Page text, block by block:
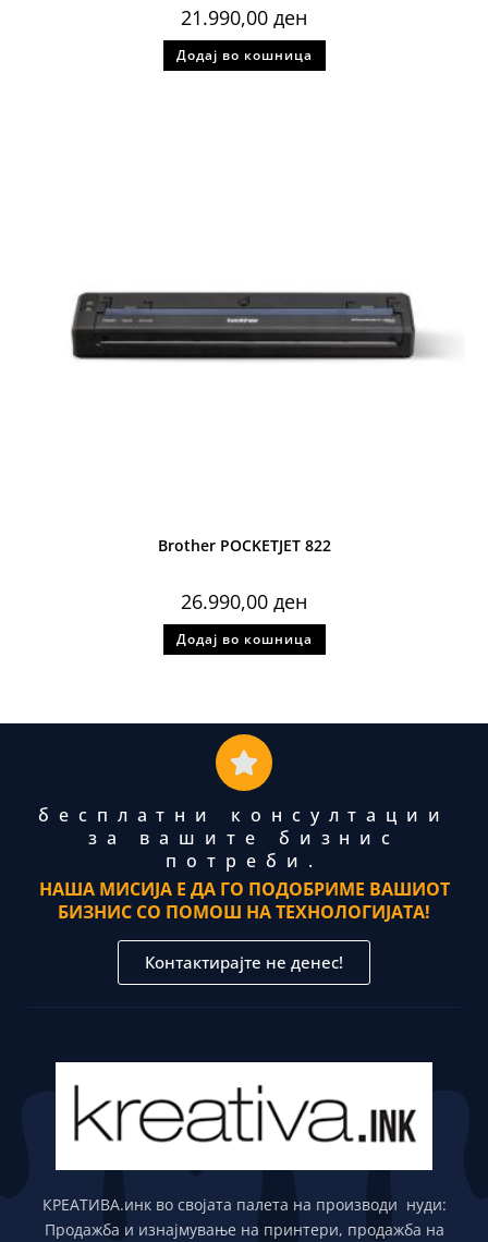
21.990,00 ден
Додај во кошница
Brother POCKETJET 822
26.990,00 ден
Додај во кошница
бесплатни консултации
за вашите бизнис
потреби.
НАША МИСИЈА Е ДА ГО ПОДОБРИМЕ ВАШИОТ
БИЗНИС СО ПОМОШ НА ТЕХНОЛОГИЈАТА!
Контактирајте не денес!
КРЕАТИВА.инк во својата палета на производи нуди:
Продажба и изнајмување на принтери, продажба на